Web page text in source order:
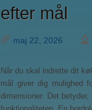
efter mål
maj 22, 2026
Når du skal indrette dit
mål giver dig mulighed
dimensioner. Det
funktionaliteten. En